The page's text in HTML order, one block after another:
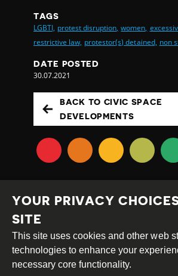
TAGS
LGBTI, protest disruption, women,
restrictive law, protestor(s) detained, non
DATE POSTED
30.07.2021
BACK TO CIVIC SPACE
DEVELOPMENTS
Creative
Commons
Attribution
Share
Alike
YOUR PRIVACY
SITE
This site uses cookies and other web
technologies to enhance your
necessary core functionality.